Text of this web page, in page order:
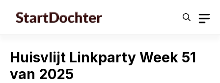
Huisvlijt Linkparty Week 51
van 2025